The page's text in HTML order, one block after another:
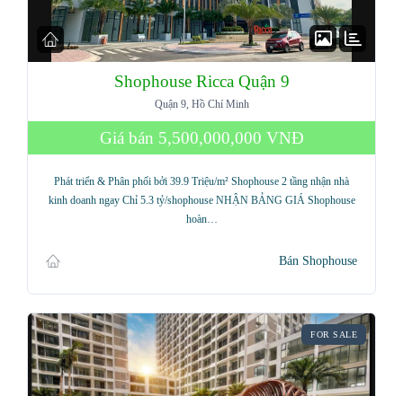
Shophouse Ricca Quận 9
Quận 9, Hồ Chí Minh
Giá bán 5,500,000,000 VNĐ
Phát triển & Phân phối bởi 39.9 Triệu/m² Shophouse 2 tầng nhận nhà
kinh doanh ngay Chỉ 5.3 tỷ/shophouse NHẬN BẢNG GIÁ Shophouse
hoàn…
Bán Shophouse
FOR SALE